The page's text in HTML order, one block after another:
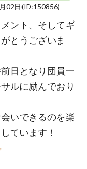
02日(ID:150856)
ント、そしてギ
とうございま
日となり団員一
ルに励んでおり
いできるのを楽
ています！